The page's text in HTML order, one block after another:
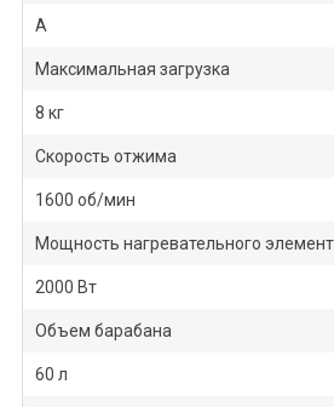
А
Максимальная загрузка
8 кг
Скорость отжима
1600 об/мин
Мощность нагревательного
2000 Вт
Объем барабана
60 л